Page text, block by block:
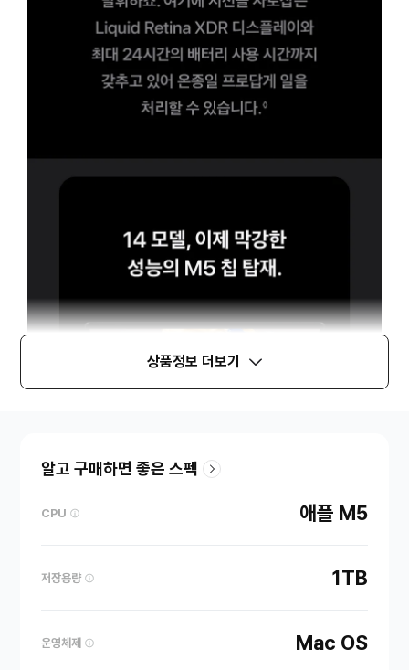
상품정보 더보기
알고 구매하면 좋은 스펙
CPU 애플 M5
저장용량 1TB
운영체제 Mac OS